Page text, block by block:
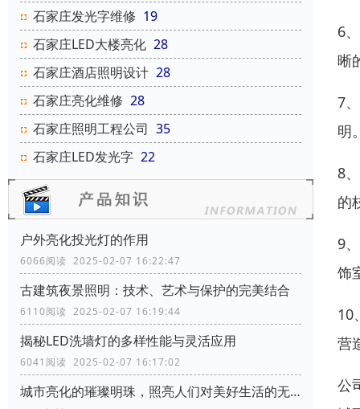
石家庄发光字维修 19
石家庄LED大楼亮化 28
石家庄酒店照明设计 28
石家庄亮化维修 28
石家庄照明工程公司 35
石家庄LED发光字 22
户外亮化投光灯的作用
6066阅读 2025-02-07 16:22:47
古建筑夜景照明：技术、艺术与保护的完美结合
6110阅读 2025-02-07 16:19:44
揭秘LED洗墙灯的多样性能与灵活应用
6041阅读 2025-02-07 16:17:02
城市亮化的璀璨明珠，照亮人们对美好生活的无限向往
6
晰
7
明
8
的
9
饰
10
营
公